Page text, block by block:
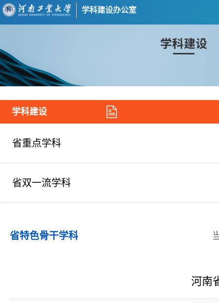
学科建设办公室
学科建设
省重点学科
省双一流学科
省特色骨干学科
河南